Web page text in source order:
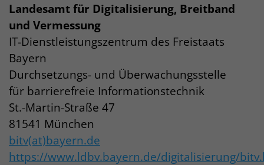
Landesamt für Digitalisierung, Breitband
und Vermessung
IT-Dienstleistungszentrum des Freistaats
Bayern
Durchsetzungs- und Überwachungsstelle
für barrierefreie Informationstechnik
St.-Martin-Straße 47
81541 München
bitv(at)bayern.de
https://www.ldbv.bayern.de/digitalisierung/